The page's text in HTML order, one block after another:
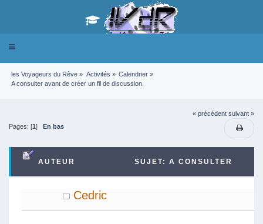
Toggle
les Voyageurs du Rêve » Activités » Calendrier»
A consulter avant de créer un fil de discussion.
« précédent suivant »
Pages: [1] En bas
AUTEUR SUJET: A CONSULTER
AVANT DE CRÉER UN FIL DE DISCUSSION. (LU
Cedric